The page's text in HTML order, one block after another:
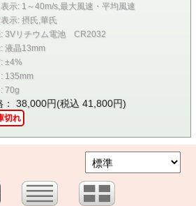
表示: 1～40m/s,最大風速・平均風速
示: 摂氏,華氏
: 3Vリチウム電池 CR2032
液晶13mm
±4%
135mm
70g
： 38,000円(税込 41,800円)
切れ